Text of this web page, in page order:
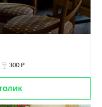
300 ₽